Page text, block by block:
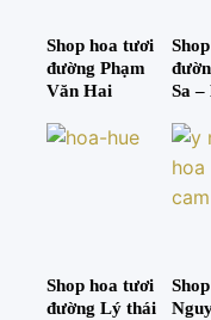
Shop hoa tươi
đường Phạm
Văn Hai
Sa –
Shop hoa tươi
đường Lý thái